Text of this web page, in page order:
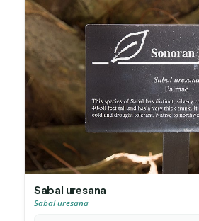
Sabal uresana
Sabal uresana